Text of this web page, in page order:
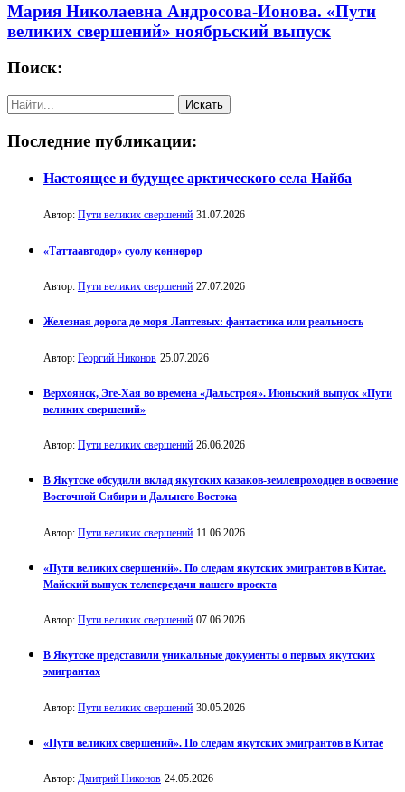
Мария Николаевна Андросова-Ионова. «Пути
великих свершений» ноябрьский выпуск
Поиск:
Последние публикации:
Настоящее и будущее арктического села Найба
Автор: Пути великих свершений 31.07.2026
«Таттаавтодор» суолу көннөрөр
Автор: Пути великих свершений 27.07.2026
Железная дорога до моря Лаптевых: фантастика или реальность
Автор: Георгий Никонов 25.07.2026
Верхоянск, Эге-Хая во времена «Дальстроя». Июньский выпуск «Пути
великих свершений»
Автор: Пути великих свершений 26.06.2026
В Якутске обсудили вклад якутских казаков-землепроходцев в освоение
Восточной Сибири и Дальнего Востока
Автор: Пути великих свершений 11.06.2026
«Пути великих свершений». По следам якутских эмигрантов в Китае.
Майский выпуск телепередачи нашего проекта
Автор: Пути великих свершений 07.06.2026
В Якутске представили уникальные документы о первых якутских
эмигрантах
Автор: Пути великих свершений 30.05.2026
«Пути великих свершений». По следам якутских эмигрантов в Китае
Автор: Дмитрий Никонов 24.05.2026